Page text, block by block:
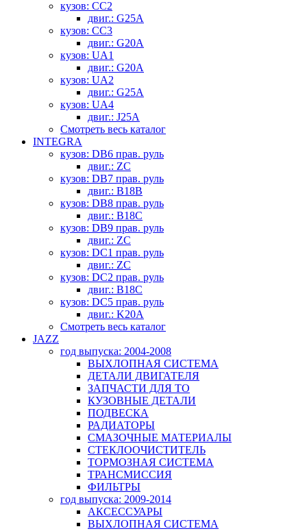
кузов: CC2
двиг.: G25A
кузов: CC3
двиг.: G20A
кузов: UA1
двиг.: G20A
кузов: UA2
двиг.: G25A
кузов: UA4
двиг.: J25A
Смотреть весь каталог
INTEGRA
кузов: DB6 прав. руль
двиг.: ZC
кузов: DB7 прав. руль
двиг.: B18B
кузов: DB8 прав. руль
двиг.: B18C
кузов: DB9 прав. руль
двиг.: ZC
кузов: DC1 прав. руль
двиг.: ZC
кузов: DC2 прав. руль
двиг.: B18C
кузов: DC5 прав. руль
двиг.: K20A
Смотреть весь каталог
JAZZ
год выпуска: 2004-2008
ВЫХЛОПНАЯ СИСТЕМА
ДЕТАЛИ ДВИГАТЕЛЯ
ЗАПЧАСТИ ДЛЯ ТО
КУЗОВНЫЕ ДЕТАЛИ
ПОДВЕСКА
РАДИАТОРЫ
СМАЗОЧНЫЕ МАТЕРИАЛЫ
СТЕКЛООЧИСТИТЕЛЬ
ТОРМОЗНАЯ СИСТЕМА
ТРАНСМИССИЯ
ФИЛЬТРЫ
год выпуска: 2009-2014
АКСЕССУАРЫ
ВЫХЛОПНАЯ СИСТЕМА